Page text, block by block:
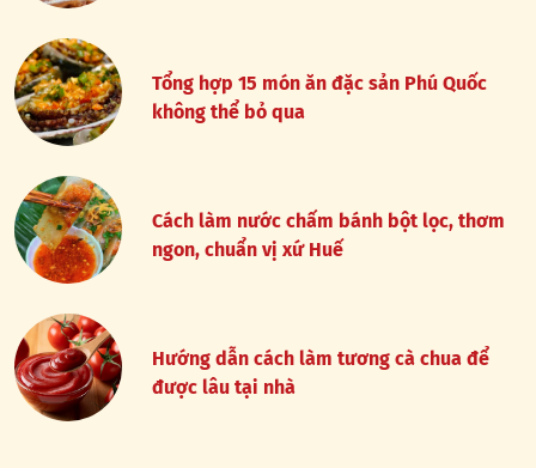
Tổng hợp 15 món ăn đặc sản Phú Quốc
không thể bỏ qua
Cách làm nước chấm bánh bột lọc, thơm
ngon, chuẩn vị xứ Huế
Hướng dẫn cách làm tương cà chua để
được lâu tại nhà